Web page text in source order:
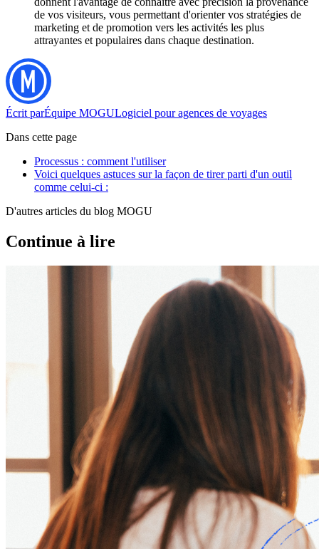
de vos visiteurs, vous permettant d'orienter vos stratégies de
marketing et de promotion vers les activités les plus
attrayantes et populaires dans chaque destination.
Écrit parÉquipe MOGULogiciel pour agences de voyages
Dans cette page
Processus : comment l'utiliser
Voici quelques astuces sur la façon de tirer parti d'un outil
comme celui-ci :
D'autres articles du blog MOGU
Continue à lire